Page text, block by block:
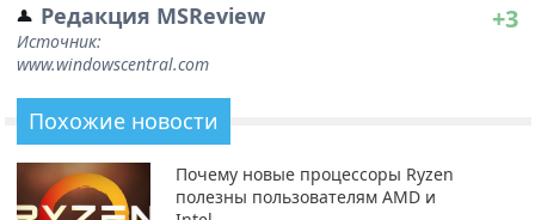
Редакция MSReview
Источник:
www.windowscentral.com
+3
Похожие новости
Почему новые процессоры Ryzen
полезны пользователям AMD и